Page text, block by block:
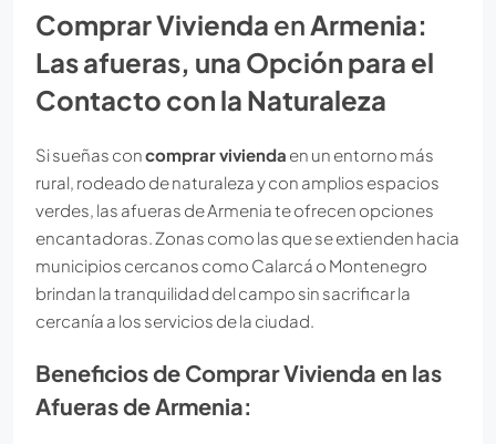
Comprar Vivienda enArmenia:
Las afueras, una Opción para el
Contacto con la Naturaleza
Si sueñas concomprar vivienda en un entorno más
rural, rodeado de naturaleza y con amplios espacios
verdes, las afueras de Armenia te ofrecen opciones
encantadoras. Zonas como las que se extienden hacia
municipios cercanos como Calarcá o Montenegro
brindan la tranquilidad del campo sin sacrificar la
cercanía a los servicios de la ciudad.
Beneficios de Comprar Vivienda en las
Afueras de Armenia: